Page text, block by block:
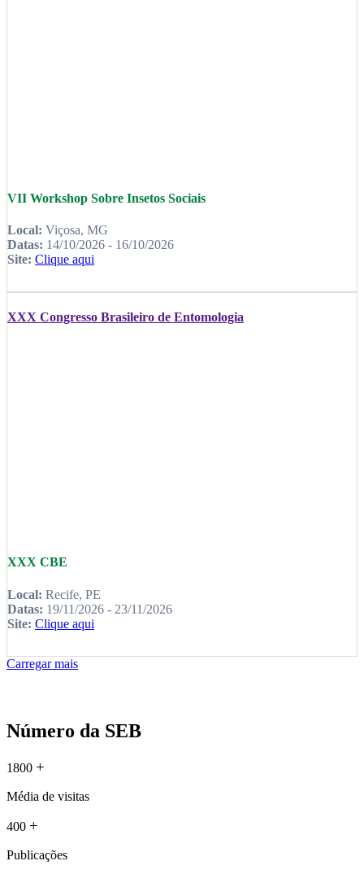
VII Workshop Sobre Insetos Sociais
Local: Viçosa, MG
Datas: 14/10/2026 - 16/10/2026
Site: Clique aqui
XXX Congresso Brasileiro de Entomologia
XXX CBE
Local: Recife, PE
Datas: 19/11/2026 - 23/11/2026
Site: Clique aqui
Carregar mais
Número da SEB
1800 +
Média de visitas
400 +
Publicações